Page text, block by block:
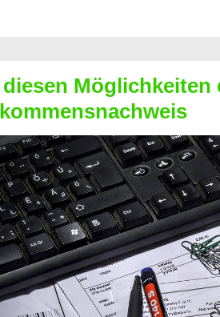
Möglichkeiten